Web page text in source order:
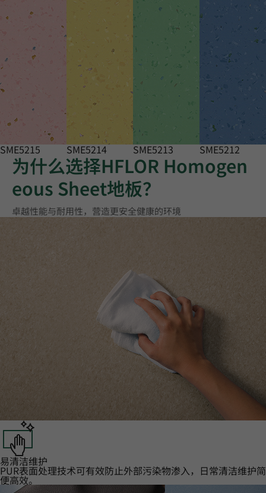
SME5215 SME5214 SME5213 SME5212
为什么选择HFLOR Homogen
eous Sheet地板？
卓越性能与耐用性，营造更安全健康的环境
易清洁维护‌
PUR表面处理技术可有效防止外部污染物渗入，日常清洁维护简
便高效。